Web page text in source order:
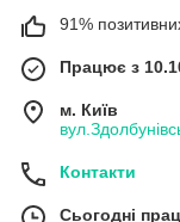
91%
Працює з
м. Київ
Контакти
Сьогодні